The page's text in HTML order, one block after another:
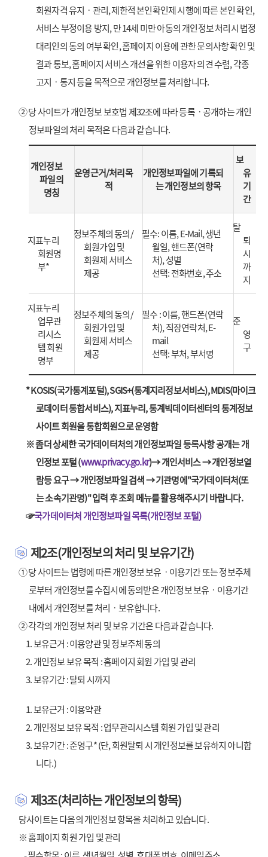
회원자격 유지ㆍ관리, 제한적 본인확인제 시행에 따른 본인 확인,
서비스 부정이용 방지, 만 14세 미만 아동의 개인정보 처리시 법정
대리인의 동의 여부 확인, 홈페이지 이용에 관한 문의사항 확인 및
결과 통보, 홈페이지 서비스 개선을 위한 이용자 의견 수렴, 각종
고지ㆍ통지 등을 목적으로 개인정보를 처리합니다.
② 당 사이트가 개인정보 보호법 제32조에 따라 등록ㆍ공개하는 개인
정보파일의 처리 목적은 다음과 같습니다.
개인정보
파일의
명칭
운영근거/처리목
적
개인정보파일에 기록되
는 개인정보의 항목
보
유
기
간
지표누리
회원명
부*
정보주체의 동의/
회원가입 및
회원제 서비스
제공
필수: 이름, E-Mail, 생년
월일, 핸드폰(연락
처), 성별
선택: 전화번호, 주소
탈
퇴
시
까
지
지표누리
업무관
리시스
템 회원
명부
정보주체의 동의/
회원가입 및
회원제 서비스
제공
필수 : 이름, 핸드폰(연락
처), 직장연락처, E-
mail
선택: 부처, 부서명
준
영
구
* KOSIS(국가통계포털), SGIS+(통계지리정보서비스), MDIS(마이크
로데이터 통합서비스), 지표누리, 통계빅데이터센터의 통계정보
사이트 회원을 통합회원으로 운영함
※ 좀더 상세한 국가데이터처의 개인정보파일 등록사항 공개는 개
인정보 포털 (www.privacy.go.kr)→ 개인서비스 → 개인정보열
람등 요구 → 개인정보파일 검색 → 기관명에"국가데이터처(또
는 소속기관명)" 입력 후 조회 메뉴를 활용해주시기 바랍니다.
☞국가데이터처 개인정보파일 목록(개인정보 포털)
제2조(개인정보의 처리 및 보유기간)
① 당 사이트는 법령에 따른 개인정보 보유ㆍ이용기간 또는 정보주체
로부터 개인정보를 수집시에 동의받은 개인정보 보유ㆍ이용기간
내에서 개인정보를 처리ㆍ보유합니다.
② 각각의 개인정보 처리 및 보유 기간은 다음과 같습니다.
1. 보유근거 : 이용양관 및 정보주체 동의
2. 개인정보 보유 목적 : 홈페이지 회원 가입 및 관리
3. 보유기간 : 탈퇴 시까지
1. 보유근거 : 이용약관
2. 개인정보 보유 목적 : 업무관리시스템 회원 가입 및 관리
3. 보유기간 : 준영구* (단, 회원탈퇴 시 개인정보를 보유하지 아니합
니다.)
제3조(처리하는 개인정보의 항목)
당사이트는 다음의 개인정보 항목을 처리하고 있습니다.
※ 홈페이지 회원 가입 및 관리